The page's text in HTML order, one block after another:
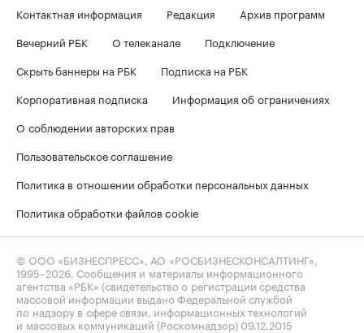
Контактная информация Редакция
Архив программ
Вечерний РБК
О телеканале
Подключение
Скрыть баннеры на РБК
Подписка на РБК
Корпоративная подписка
Информация об ограничениях
О соблюдении авторских прав
Пользовательское соглашение
Политика в отношении обработки персональных данных
Политика обработки файлов cookie
© ООО «БИЗНЕСПРЕСС», АО «РОСБИЗНЕСКОНСАЛТИНГ»,
1995–2026 . Сообщения и материалы информационного
агентства «РБК» (свидетельство о регистрации средства
массовой информации выдано Федеральной службой
по надзору в сфере связи, информационных технологий
и массовых коммуникаций (Роскомнадзор) 09.12.2015